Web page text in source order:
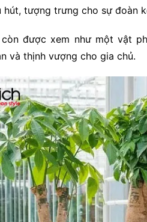
tượng trưng cho sự đoàn
được xem như một vật
và thịnh vượng cho gia chủ.